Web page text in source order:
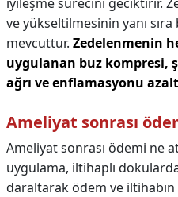
ve yükseltilmesinin yanı
mevcuttur. Zedelenmenin
uygulanan buz kompresi,
ağrı ve enflamasyonu
Ameliyat sonrası
Ameliyat sonrası ödemi ne
uygulama, iltihaplı
daraltarak ödem ve iltihabın